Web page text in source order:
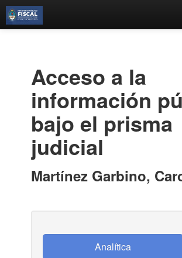
Estantes Virtuales
Contacto
Iniciar sesión
Acceso a la
información
bajo el prisma
judicial
Martínez Garbino,